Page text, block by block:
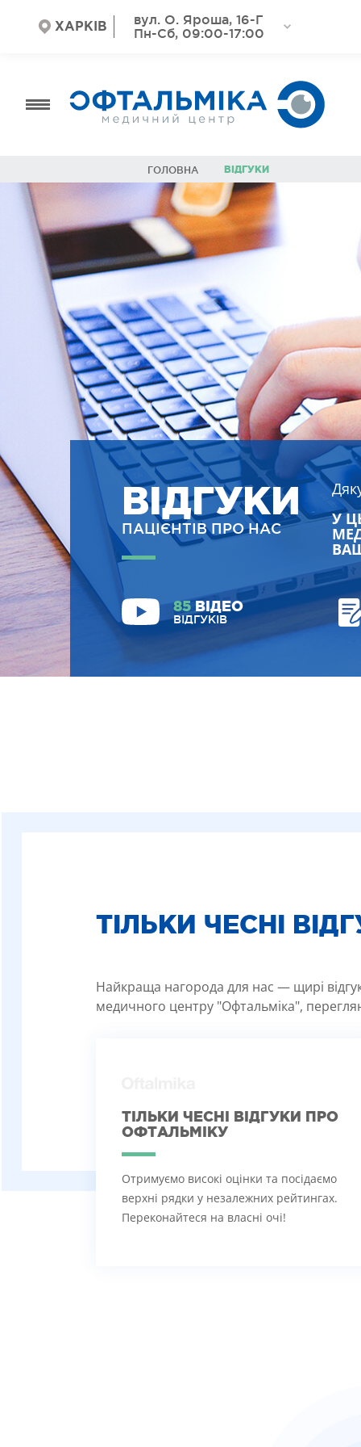
ХАРКІВ
вул. О. Яроша, 16-Г
Пн-Сб, 09:00-17:00
ГОЛОВНА ВІДГУКИ
ВІДГУКИ
ПАЦІЄНТІВ ПРО НАС
У
85 ВІДЕО
ВІДГУКІВ
ТІЛЬКИ ЧЕСНІ
Найкраща нагорода для нас — щирі
медичного центру "Офтальміка",
ТІЛЬКИ ЧЕСНІ ВІДГУКИ ПРО
ОФТАЛЬМІКУ
Отримуємо високі оцінки та посідаємо
верхні рядки у незалежних рейтингах.
Переконайтеся на власні очі!